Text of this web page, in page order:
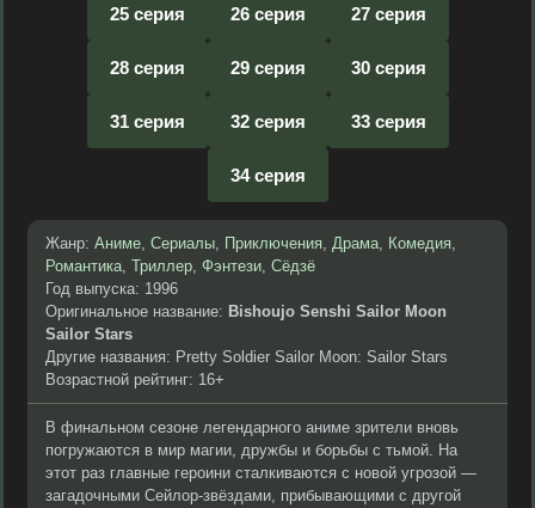
25 серия 26 серия 27 серия
28 серия 29 серия 30 серия
31 серия 32 серия 33 серия
34 серия
Жанр: Аниме, Сериалы, Приключения, Драма, Комедия,
Романтика, Триллер, Фэнтези, Сёдзё
Год выпуска: 1996
Оригинальное название: Bishoujo Senshi Sailor Moon
Sailor Stars
Другие названия: Pretty Soldier Sailor Moon: Sailor Stars
Возрастной рейтинг: 16+
В финальном сезоне легендарного аниме зрители вновь
погружаются в мир магии, дружбы и борьбы с тьмой. На
этот раз главные героини сталкиваются с новой угрозой —
загадочными Сейлор-звёздами, прибывающими с другой